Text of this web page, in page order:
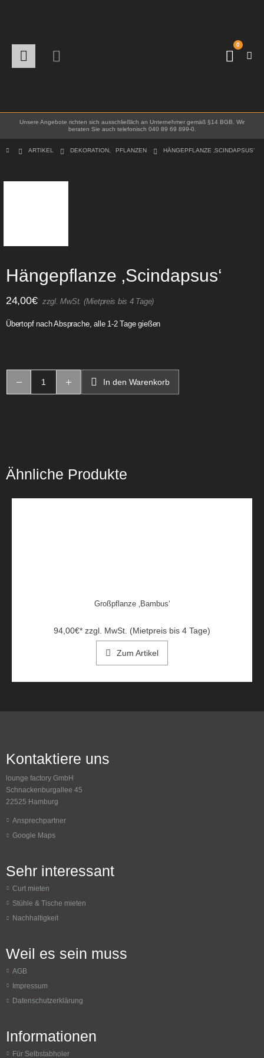
0
Unsere Angebote richten sich ausschließlich an Unternehmer gemäß §14 BGB. Wir
beraten Sie auch telefonisch 040 89 69 899-0.
ARTIKEL DEKORATION, PFLANZEN HÄNGEPFLANZE ‚SCINDAPSUS‘
Hängepflanze ‚Scindapsus‘
24,00€* zzgl. MwSt. (Mietpreis bis 4 Tage)
Übertopf nach Absprache, alle 1-2 Tage gießen
In den Warenkorb
Ähnliche Produkte
Großpflanze ‚Bambus‘
94,00€* zzgl. MwSt. (Mietpreis bis 4 Tage)
Zum Artikel
Kontaktiere uns
lounge factory GmbH
Schnackenburgallee 45
22525 Hamburg
Ansprechpartner
Google Maps
Sehr interessant
Curt mieten
Stühle & Tische mieten
Nachhaltigkeit
Weil es sein muss
AGB
Impressum
Datenschutzerklärung
Informationen
Für Selbstabholer